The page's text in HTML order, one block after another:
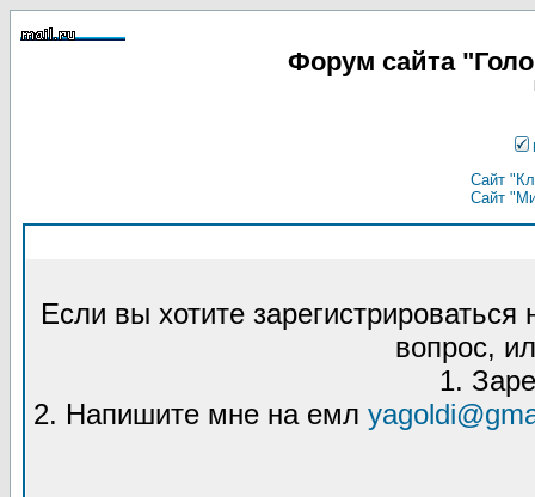
Форум сайта
Сайт
Сайт
Если вы хотите
вопрос,
1.
2. Напишите мне на емл